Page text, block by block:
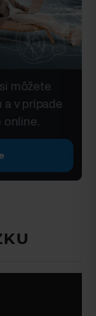
si môžete
a v prípade
online.